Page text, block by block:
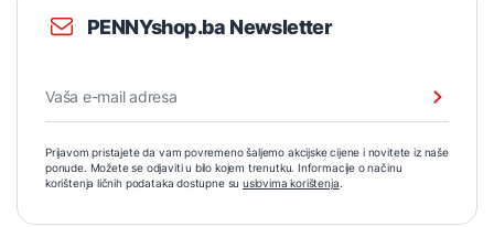
PENNYshop.ba Newsletter
Prijavom pristajete da vam povremeno šaljemo akcijske cijene i novitete iz naše
ponude. Možete se odjaviti u bilo kojem trenutku. Informacije o načinu
korištenja ličnih podataka dostupne su uslovima korištenja.